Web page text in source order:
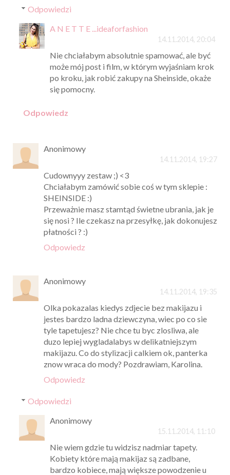
Odpowiedzi
A N E T T E ...ideaforfashion
14.11.2014, 20:04
Nie chciałabym absolutnie spamować, ale być
może mój post i film, w którym wyjaśniam krok
po kroku, jak robić zakupy na Sheinside, okaże
się pomocny.
Odpowiedz
Anonimowy
14.11.2014, 19:27
Cudownyyy zestaw ;) <3
Chciałabym zamówić sobie coś w tym sklepie :
SHEINSIDE :)
Przeważnie masz stamtąd świetne ubrania, jak je
się nosi ? Ile czekasz na przesyłkę, jak dokonujesz
płatności ? :)
Odpowiedz
Anonimowy
14.11.2014, 19:35
Olka pokazalas kiedys zdjecie bez makijazu i
jestes bardzo ladna dziewczyna, wiec po co sie
tyle tapetujesz? Nie chce tu byc zlosliwa, ale
duzo lepiej wygladalabys w delikatniejszym
makijazu. Co do stylizacji calkiem ok, panterka
znow wraca do mody? Pozdrawiam, Karolina.
Odpowiedz
Odpowiedzi
Anonimowy
15.11.2014, 11:10
Nie wiem gdzie tu widzisz nadmiar tapety.
Kobiety które mają makijaz są zadbane,
bardzo kobiece, mają większe powodzenie u